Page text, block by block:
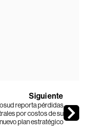
Siguiente
reporta pérdidas
por costos de su
nuevo plan estratégico